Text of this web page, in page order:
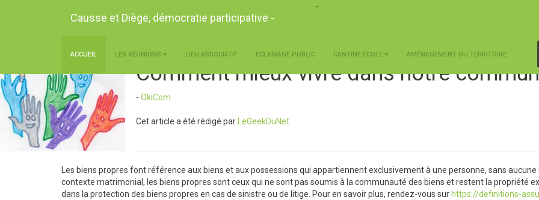
Causse et Diège, démocratie participative -
-
ACCUEIL LES RÉUNIONS LIEU ASSOCIATIF ECLAIRAGE PUBLIC CANTINE ECOLE AMÉNAGEMENT DU TERRITOIRE
Comment mieux vivre dans notre
- OkiCom
Cet article a été rédigé par LeGeekDuNet
Les biens propres font référence aux biens et aux possessions qui appartiennent exclusivement à une personne, sans
contexte matrimonial, les biens propres sont ceux qui ne sont pas soumis à la communauté des biens et restent la propriété
dans la protection des biens propres en cas de sinistre ou de litige. Pour en savoir plus, rendez-vous sur https://definitions-